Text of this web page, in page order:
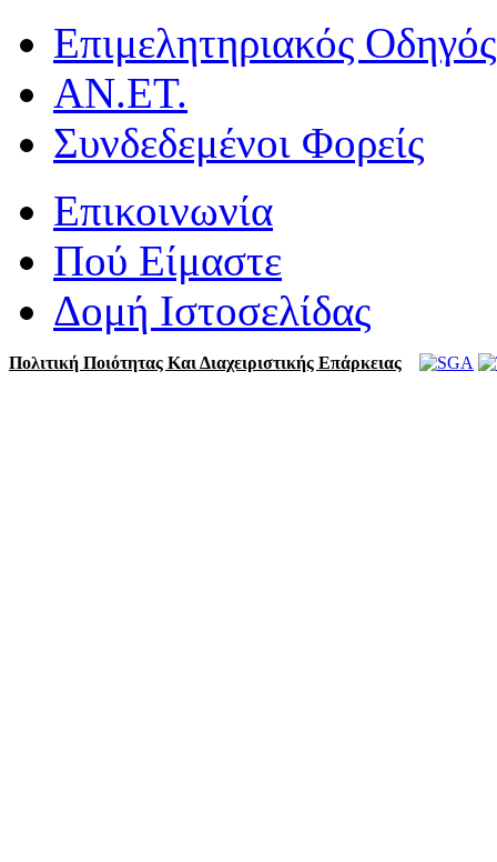
Επιμελητηριακός Οδηγός
ΑΝ.ΕΤ.
Συνδεδεμένοι Φορείς
Επικοινωνία
Πού Είμαστε
Δομή Ιστοσελίδας
Πολιτική Ποιότητας Και Διαχειριστικής Επάρκειας